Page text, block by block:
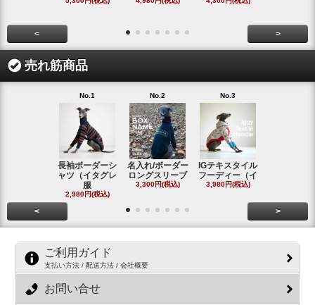
< >
売れ筋商品
No.1
長袖ボーダーシ
ャツ（イタグレ
服
2,980円(税込)
No.2
名入れ/ボーダー
ロングスリーブ
3,300円(税込)
No.3
IGテキスタイル
フーディー（イ
3,980円(税込)
< >
ご利用ガイド
支払い方法 / 配送方法 / 会社概要
お問い合せ